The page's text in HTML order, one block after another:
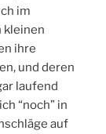
im
kleinen
ihre
und deren
laufend
“noch” in
auf